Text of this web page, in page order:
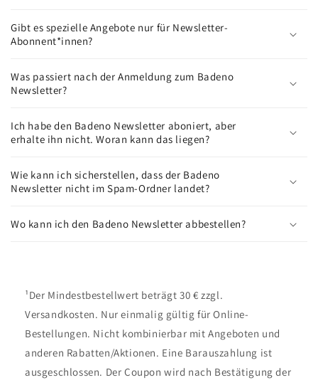
Gibt es spezielle Angebote nur für Newsletter-
Abonnent*innen?
Was passiert nach der Anmeldung zum Badeno
Newsletter?
Ich habe den Badeno Newsletter aboniert, aber
erhalte ihn nicht. Woran kann das liegen?
Wie kann ich sicherstellen, dass der Badeno
Newsletter nicht im Spam-Ordner landet?
Wo kann ich den Badeno Newsletter abbestellen?
¹Der Mindestbestellwert beträgt 30 € zzgl.
Versandkosten. Nur einmalig gültig für Online-
Bestellungen. Nicht kombinierbar mit Angeboten und
anderen Rabatten/Aktionen. Eine Barauszahlung ist
ausgeschlossen. Der Coupon wird nach Bestätigung der